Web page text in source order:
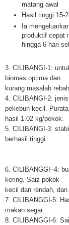
matang awal
Hasil tinggi 15-
Ia
produktif cepat
hingga 6 hari
3. CILIBANGI-1:
biomas optima dan
kurang masalah
4. CILIBANGI-2:
pekebun kecil. Purata
hasil 1.02 kg/pokok.
5. CILIBANGI-3:
berhasil tinggi.
6. CILIBANGGI–4:
kering. Saiz pokok
kecil dan rendah,
7. CILIBANGGI-5:
makan segar.
8. CILIBANGGI-6: